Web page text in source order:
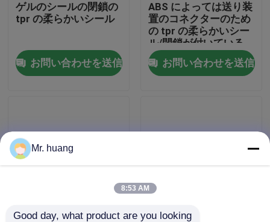
品質管理
光ファイバースプライス閉鎖
繊維光学の共同閉鎖
光ファイバー接続ボックス
ゲルのシールの閉鎖の
tpr の柔らかいシール
お問い合わせを送信
ABS によっては送り装
置のコネクターのため
の tpr の柔らかいシー
ル/閉鎖が付いている
シールの閉鎖がゼリー
状になります
お問い合わせを送信
tpr のコネクターのた ABS によってはシール
Mr. huang
8:53 AM
Good day, what product are you looking